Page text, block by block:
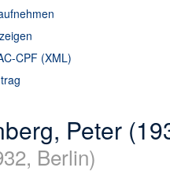
CPF (XML)
Peter
Berlin)